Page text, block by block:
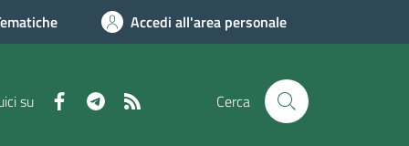
Accedi all'area personale
su FacebookTelegram Cerca